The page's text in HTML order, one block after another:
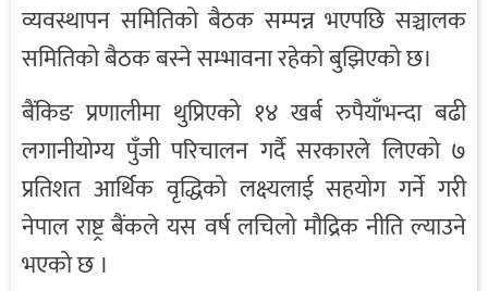
व्यवस्थापन समितिको बैठक सम्पन्न भएपछि सञ्चालक
समितिको बैठक बस्ने सम्भावना रहेको बुझिएको छ।
बैंकिङ प्रणालीमा थुप्रिएको १४ खर्ब रुपैयाँभन्दा बढी
लगानीयोग्य पुँजी परिचालन गर्दै सरकारले लिएको ७
प्रतिशत आर्थिक वृद्धिको लक्ष्यलाई सहयोग गर्ने गरी
नेपाल राष्ट्र बैंकले यस वर्ष लचिलो मौद्रिक नीति ल्याउने
भएको छ ।